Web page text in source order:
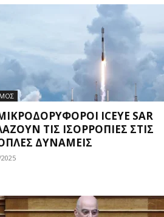
ICEYE SAR
ΤΙΣ ΙΣΟΡΡΟΠΊΕΣ ΣΤΙΣ
ΔΥΝΆΜΕΙΣ